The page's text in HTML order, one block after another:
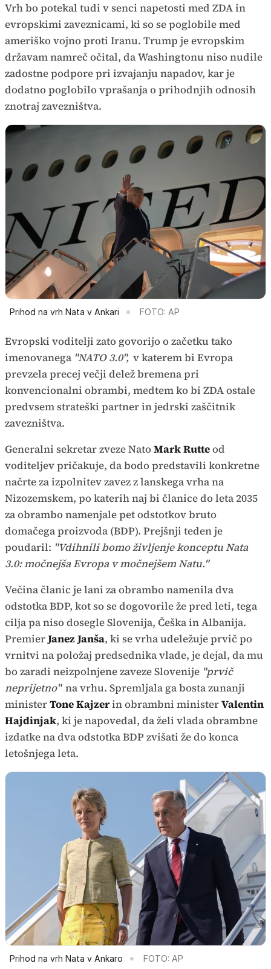
Vrh bo potekal tudi v senci napetosti med ZDA in
evropskimi zaveznicami, ki so se poglobile med
ameriško vojno proti Iranu. Trump je evropskim
državam namreč očital, da Washingtonu niso nudile
zadostne podpore pri izvajanju napadov, kar je
dodatno poglobilo vprašanja o prihodnjih odnosih
znotraj zavezništva.
Prihod na vrh Nata v Ankari FOTO: AP
Evropski voditelji zato govorijo o začetku tako
imenovanega "NATO 3.0", v katerem bi Evropa
prevzela precej večji delež bremena pri
konvencionalni obrambi, medtem ko bi ZDA ostale
predvsem strateški partner in jedrski zaščitnik
zavezništva.
Generalni sekretar zveze NatoMark Rutteod
voditeljev pričakuje, da bodo predstavili konkretne
načrte za izpolnitev zavez z lanskega vrha na
Nizozemskem, po katerih naj bi članice do leta 2035
za obrambo namenjale pet odstotkov bruto
domačega proizvoda (BDP). Prejšnji teden je
poudaril: "Vdihnili bomo življenje konceptu Nata
3.0: močnejša Evropa v močnejšem Natu."
Večina članic je lani za obrambo namenila dva
odstotka BDP, kot so se dogovorile že pred leti, tega
cilja pa niso dosegle Slovenija, Češka in Albanija.
PremierJanez Janša, ki se vrha udeležuje prvič po
vrnitvi na položaj predsednika vlade, je dejal, da mu
bo zaradi neizpolnjene zaveze Slovenije "prvič
neprijetno" na vrhu. Spremljala ga bosta zunanji
ministerTone Kajzerin obrambni ministerValentin
Hajdinjak, ki je napovedal, da želi vlada obrambne
izdatke na dva odstotka BDP zvišati že do konca
letošnjega leta.
Prihod na vrh Nata v Ankaro FOTO: AP